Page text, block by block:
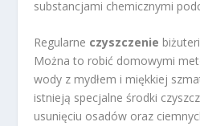
substancjami chemicznymi
Regularne czyszczenie
Można to robić domowymi
wody z mydłem i miękkiej
istnieją specjalne środki
usunięciu osadów oraz